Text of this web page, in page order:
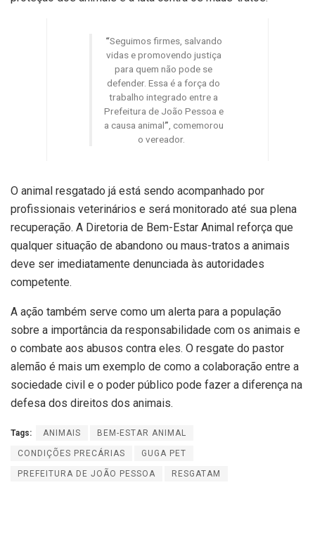
“Seguimos firmes, salvando
vidas e promovendo justiça
para quem não pode se
defender. Essa é a força do
trabalho integrado entre a
Prefeitura de João Pessoa e
a causa animal” , comemorou
o vereador.
O animal resgatado já está sendo acompanhado por
profissionais veterinários e será monitorado até sua plena
recuperação. A Diretoria de Bem-Estar Animal reforça que
qualquer situação de abandono ou maus-tratos a animais
deve ser imediatamente denunciada às autoridades
competente.
A ação também serve como um alerta para a população
sobre a importância da responsabilidade com os animais e
o combate aos abusos contra eles. O resgate do pastor
alemão é mais um exemplo de como a colaboração entre a
sociedade civil e o poder público pode fazer a diferença na
defesa dos direitos dos animais.
Tags: ANIMAIS BEM-ESTAR ANIMAL
CONDIÇÕES PRECÁRIAS GUGA PET
PREFEITURA DE JOÃO PESSOA RESGATAM